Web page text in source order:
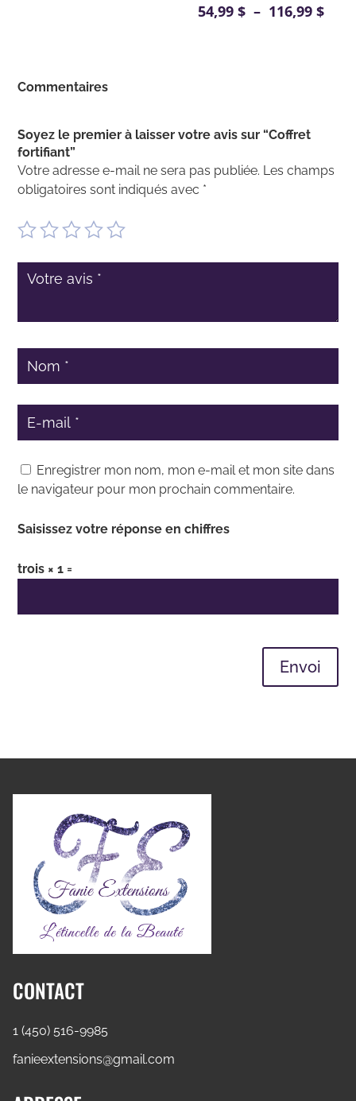
54,99$ – 116,99$
Commentaires
Soyez le premier à laisser votre avis sur “Coffret
fortifiant”
Votre adresse e-mail ne sera pas publiée. Les champs
obligatoires sont indiqués avec *
Enregistrer mon nom, mon e-mail et mon site dans
le navigateur pour mon prochain commentaire.
Saisissez votre réponse en chiffres
trois × 1 =
Envoi
CONTACT
1 (450) 516-9985
fanieextensions@gmail.com